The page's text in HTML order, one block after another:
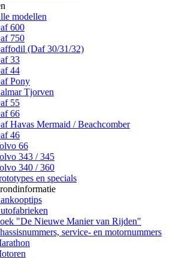
modellen
600
750
(Daf 30/31/32)
33
44
Pony
Tjorven
55
66
Havas Mermaid / Beachcomber
46
66
343 / 345
340 / 360
en specials
"De Nieuwe Manier van Rijden"
service- en motornummers